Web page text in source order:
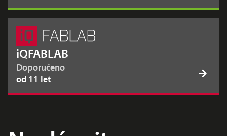
iQFABLAB
Doporučeno
od 11 let